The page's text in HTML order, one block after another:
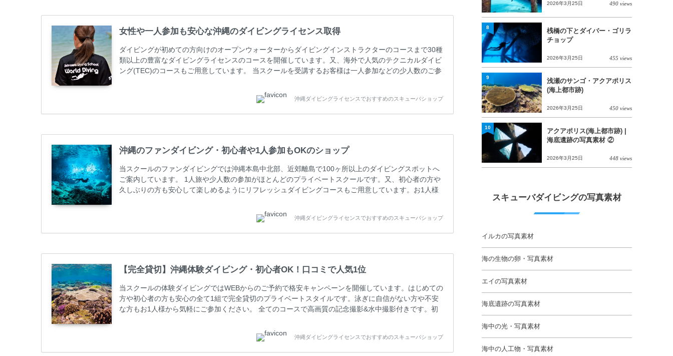
女性や一人参加も安心な沖縄のダイビングライセンス取得
ダイビングが初めての方向けのオープンウォーターからダイビングインストラクターのコースまで30種
類以上の豊富なダイビングライセンスのコースを開催しています。又、海外で人気のテクニカルダイビ
ング(TEC)のコースもご用意しています。 当スクールを受講するお客様は一人参加などの少人数のご参
ス取得コースは年間を通じてキャンペーンを行っています。 ベーシックダイバー(Cカード) 1日間+eラ
ーニング 最安値キャンペーン ￥22800(税込) ￥16800(税込) 器材 / 送迎 / 保険 / 全て込み ダイビン
グ...
沖縄ダイビングライセンスでおすすめのスキューバショップ
沖縄のファンダイビング・初心者や1人参加もOKのショップ
当スクールのファンダイビングでは沖縄本島中北部、近郊離島で100ヶ所以上のダイビングスポットへ
ご案内しています。 1人旅や少人数の参加がほとんどのプライベートスクールです。又、初心者の方や
久しぶりの方も安心して楽しめるようにリフレッシュダイビングコースもご用意しています。お1人様
ンダイビングのリピーター様はファンダイビングの全てのコース費が10%OFF、フル器材レンタルが
50%OFFになります。 沖縄本島周辺ビーチ・ファンダイビング ￥13800(税込)【 2ビーチ 】 ウエイ
ト / タンク / 送迎...
沖縄ダイビングライセンスでおすすめのスキューバショップ
【完全貸切】沖縄体験ダイビング・初心者OK！口コミで人気1位
当スクールの体験ダイビングではWEBからのご予約で格安キャンペーンを開催しています。はじめての
方や初心者の方も安心の全て1組で完全貸切のプライベートスタイルです。泳ぎに自信がない方や不安
な方もお1人様から気軽にご参加ください。 全てのコースで高画質の記念撮影&水中撮影付きです。初
ビング 格安キャンペーン！！￥16800 ￥11800(税込) 器材 / 送迎 / 保険 / 全て込み ダイビングがはじ
めての方や初心者でも気軽に体験できる半日のコース。沖縄本島のビーチからのんびりダイビングを楽
しめます...
沖縄ダイビングライセンスでおすすめのスキューバショップ
2026年3月25日 490 views
桟橋の下とダイバー・ゴリラ
チョップ
2026年3月25日 455 views
8
浅瀬のサンゴ・アクアポリス
(海上都市跡)
2026年3月25日 450 views
9
アクアポリス(海上都市跡) |
海底遺跡の写真素材 ②
2026年3月25日 448 views
10
スキューバダイビングの写真素材
イルカの写真素材
海の生物の卵・写真素材
エイの写真素材
海底遺跡の写真素材
海中の光・写真素材
海中の人工物・写真素材